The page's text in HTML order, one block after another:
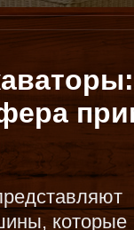
которые